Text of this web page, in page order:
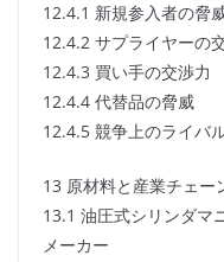
12.4.1 新規参入者の脅
12.4.2 サプライヤーの
12.4.3 買い手の交渉力
12.4.4 代替品の脅威
12.4.5 競争上のライバ
13 原材料と産業チェー
13.1 油圧式シリンダマ
メーカー